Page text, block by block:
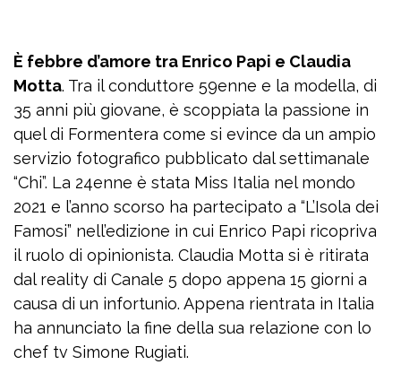
È febbre d’amore tra Enrico Papi e Claudia
Motta. Tra il conduttore 59enne e la modella, di
35 anni più giovane, è scoppiata la passione in
quel di Formentera come si evince da un ampio
servizio fotografico pubblicato dal settimanale
“Chi”. La 24enne è stata Miss Italia nel mondo
2021 e l’anno scorso ha partecipato a “L’Isola dei
Famosi” nell’edizione in cui Enrico Papi ricopriva
il ruolo di opinionista. Claudia Motta si è ritirata
dal reality di Canale 5 dopo appena 15 giorni a
causa di un infortunio. Appena rientrata in Italia
ha annunciato la fine della sua relazione con lo
chef tv Simone Rugiati.